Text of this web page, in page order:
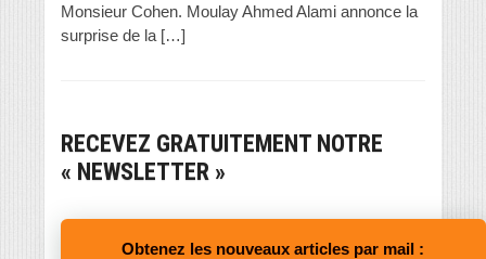
Monsieur Cohen. Moulay Ahmed Alami annonce la
surprise de la […]
RECEVEZ GRATUITEMENT NOTRE
« NEWSLETTER »
Obtenez les nouveaux articles par mail :